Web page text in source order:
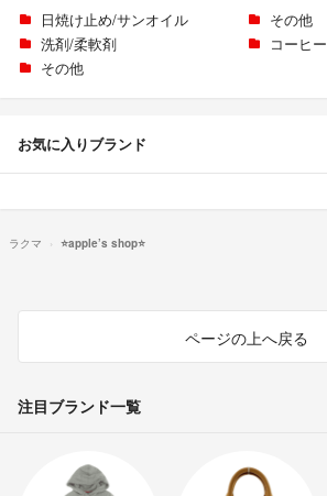
日焼け止め/サンオイル
その他
洗剤/柔軟剤
コーヒー
その他
お気に入りブランド
ラクマ ⭐️apple’s shop⭐️
ページの上へ戻る
注目ブランド一覧